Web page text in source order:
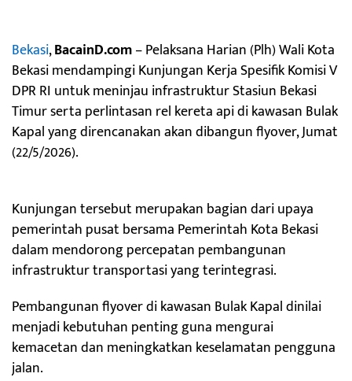
Bekasi,BacainD.com– Pelaksana Harian (Plh) Wali Kota
Bekasi mendampingi Kunjungan Kerja Spesifik Komisi V
DPR RI untuk meninjau infrastruktur Stasiun Bekasi
Timur serta perlintasan rel kereta api di kawasan Bulak
Kapal yang direncanakan akan dibangun flyover, Jumat
(22/5/2026).
Kunjungan tersebut merupakan bagian dari upaya
pemerintah pusat bersama Pemerintah Kota Bekasi
dalam mendorong percepatan pembangunan
infrastruktur transportasi yang terintegrasi.
Pembangunan flyover di kawasan Bulak Kapal dinilai
menjadi kebutuhan penting guna mengurai
kemacetan dan meningkatkan keselamatan pengguna
jalan.